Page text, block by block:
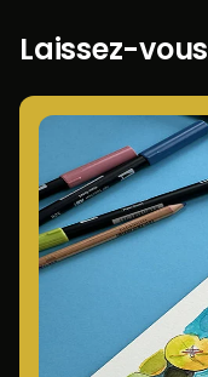
Laissez-vous